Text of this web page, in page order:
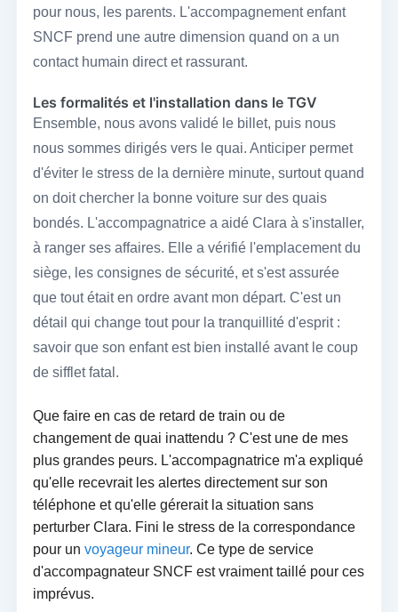
pour nous, les parents. L'accompagnement enfant
SNCF prend une autre dimension quand on a un
contact humain direct et rassurant.
Les formalités et l'installation dans le TGV
Ensemble, nous avons validé le billet, puis nous
nous sommes dirigés vers le quai. Anticiper permet
d'éviter le stress de la dernière minute, surtout quand
on doit chercher la bonne voiture sur des quais
bondés. L'accompagnatrice a aidé Clara à s'installer,
à ranger ses affaires. Elle a vérifié l'emplacement du
siège, les consignes de sécurité, et s'est assurée
que tout était en ordre avant mon départ. C'est un
détail qui change tout pour la tranquillité d'esprit :
savoir que son enfant est bien installé avant le coup
de sifflet fatal.
Que faire en cas de retard de train ou de
changement de quai inattendu ? C'est une de mes
plus grandes peurs. L'accompagnatrice m'a expliqué
qu'elle recevrait les alertes directement sur son
téléphone et qu'elle gérerait la situation sans
perturber Clara. Fini le stress de la correspondance
pour un voyageur mineur. Ce type de service
d'accompagnateur SNCF est vraiment taillé pour ces
imprévus.